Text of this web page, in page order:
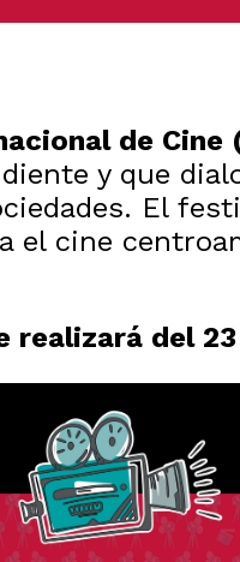
de Cine
y que
El
el cine
realizará del